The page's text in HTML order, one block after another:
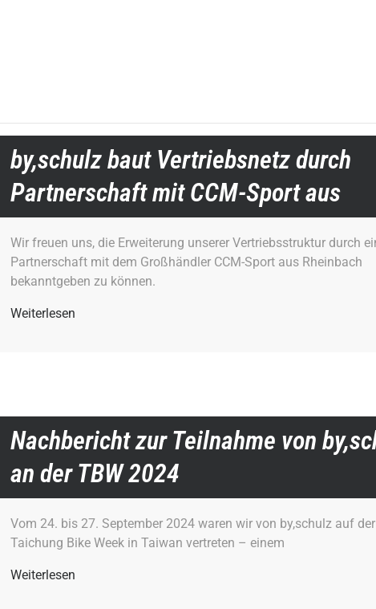
by,schulz baut Vertriebsnetz durch
Partnerschaft mit CCM-Sport aus
Wir freuen uns, die Erweiterung unserer Vertriebsstruktur durch
Partnerschaft mit dem Großhändler CCM-Sport aus Rheinbach
bekanntgeben zu können.
Weiterlesen
Nachbericht zur Teilnahme von
an der TBW 2024
Vom 24. bis 27. September 2024 waren wir von by,schulz auf der
Taichung Bike Week in Taiwan vertreten – einem
Weiterlesen